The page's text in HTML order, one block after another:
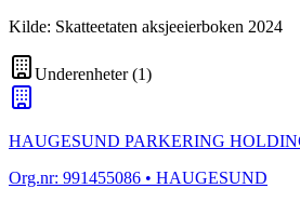
Kilde: Skatteetaten aksjeeierboken 2024
Underenheter(1)
HAUGESUND PARKERING
Org.nr: 991455086 • HAUGESUND